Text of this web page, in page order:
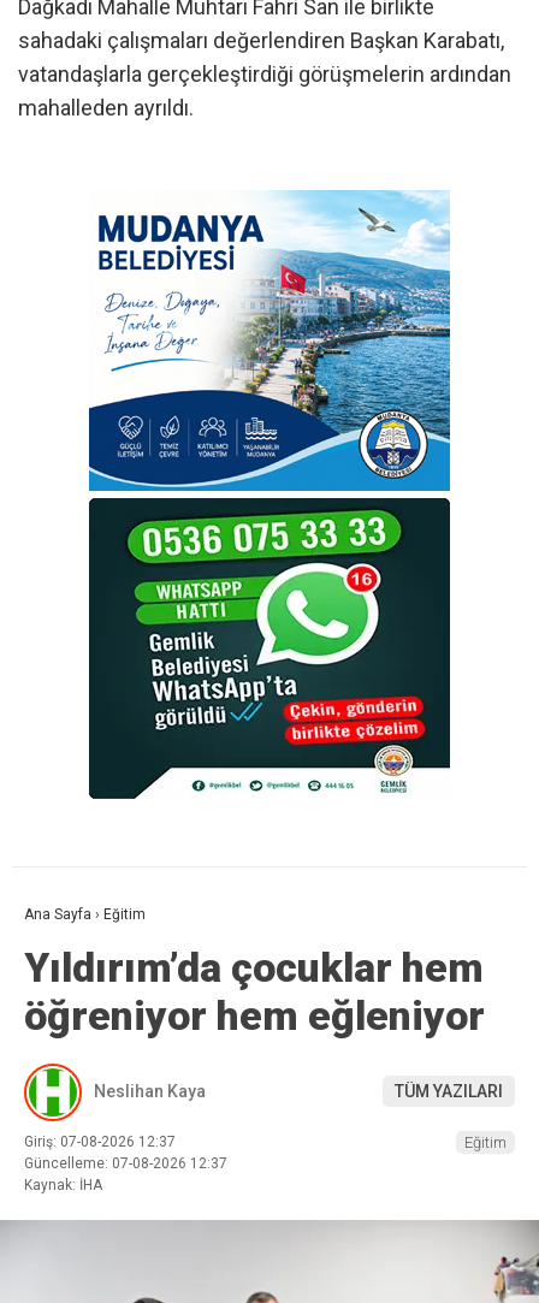
Dağkadı Mahalle Muhtarı Fahri San ile birlikte
sahadaki çalışmaları değerlendiren Başkan Karabatı,
vatandaşlarla gerçekleştirdiği görüşmelerin ardından
mahalleden ayrıldı.
Ana Sayfa › Eğitim
Yıldırım’da çocuklar hem
öğreniyor hem eğleniyor
Neslihan Kaya TÜM YAZILARI
Giriş: 07-08-2026 12:37
Güncelleme: 07-08-2026 12:37
Kaynak: İHA
Eğitim